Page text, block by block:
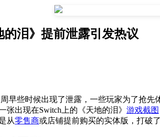
的泪》提前泄露引发热议
早些时候出现了泄露，一些玩家为了抢
张出现在Switch上的《天地的泪》 游戏截图
从零售商或店铺提前购买的实体版，打破